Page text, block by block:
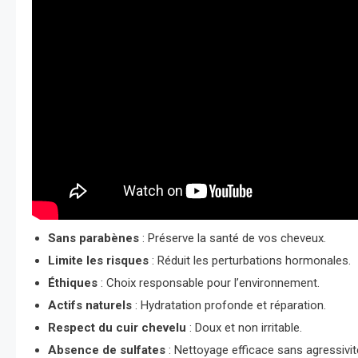
Sans parabènes : Préserve la santé de vos cheveux.
Limite les risques : Réduit les perturbations hormonales.
Éthiques : Choix responsable pour l’environnement.
Actifs naturels : Hydratation profonde et réparation.
Respect du cuir chevelu : Doux et non irritable.
Absence de sulfates : Nettoyage efficace sans